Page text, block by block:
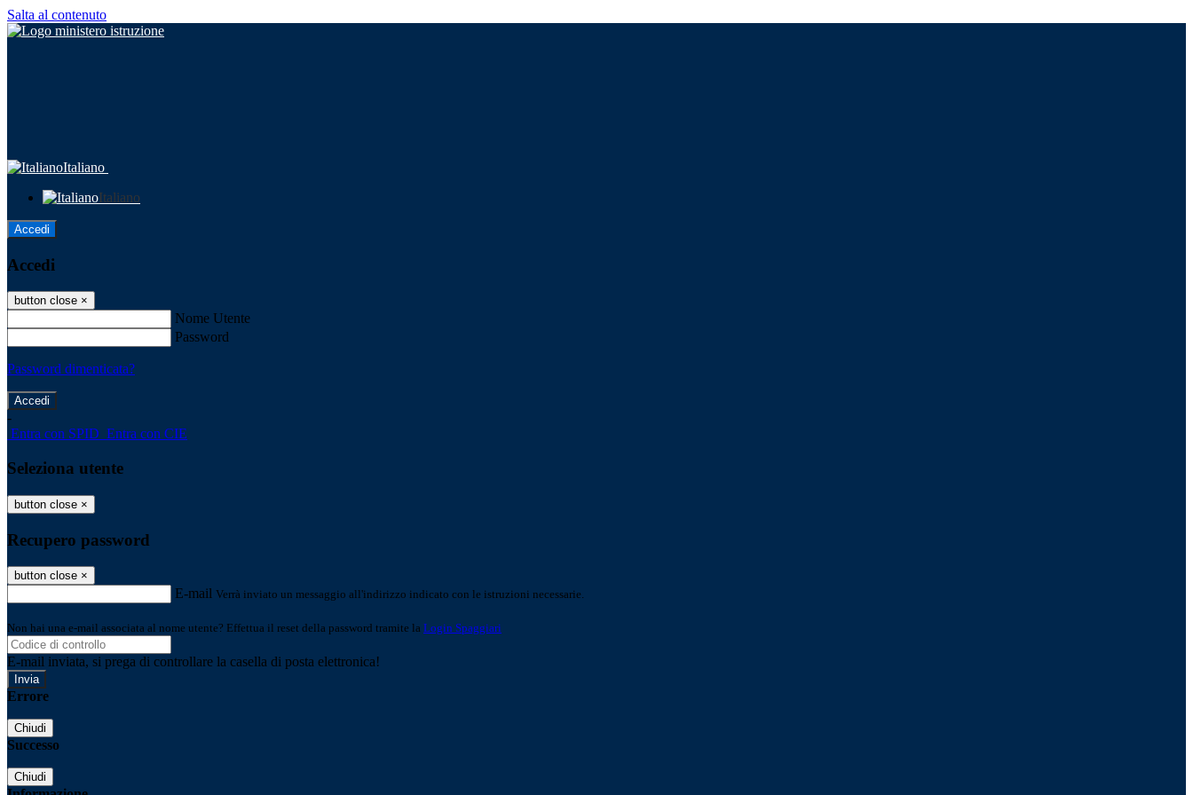
Salta al contenuto
Italiano
Italiano
Accedi
Accedi
button close ×
Nome Utente
Password
Password dimenticata?
-
Entra con SPID Entra con CIE
Seleziona utente
button close ×
Recupero password
button close ×
E-mail Verrà inviato un messaggio all'indirizzo indicato con le istruzioni necessarie.
Non hai una e-mail associata al nome utente? Effettua il reset della password tramite la Login Spaggiari
E-mail inviata, si prega di controllare la casella di posta elettronica!
Errore
Chiudi
Successo
Chiudi